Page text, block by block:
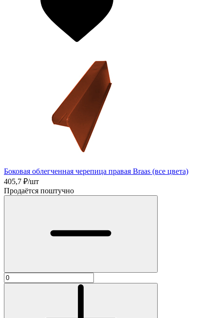
Боковая облегченная черепица правая Braas (все цвета)
405,7 ₽/шт
Продаётся поштучно